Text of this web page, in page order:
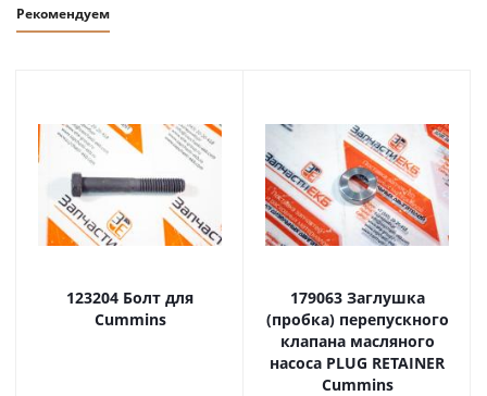
Рекомендуем
123204 Болт для
Cummins
179063 Заглушка
(пробка) перепускного
клапана масляного
насоса PLUG RETAINER
Cummins